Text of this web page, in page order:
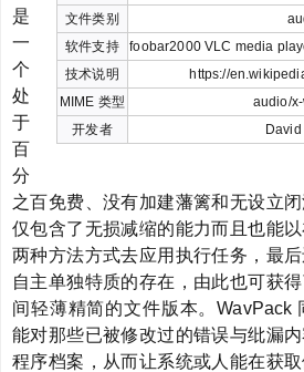
文件类别
软件支持
foobar2000 VLC media
技术说明
https://
MIME 类型
audio/
开发者
是
一
个
处
于
百
分
之百免费、没有加建藩篱和无设立
仅包含了无损减缩的能力而且也能
两种方法方式去应用执行任务，最
自主单独特质的存在，由此也可获
间轻薄精简的文件版本。WavPack
能对那些已被修改过的错误与纰漏
程序档案，从而让系统或人能在获